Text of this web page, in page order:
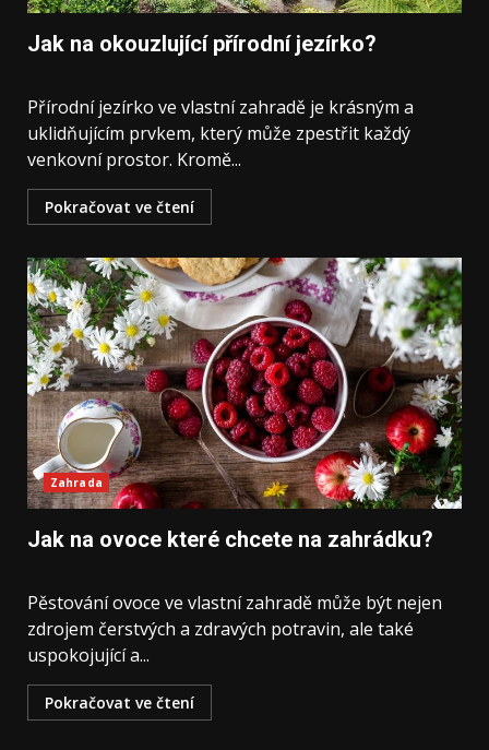
Jak na okouzlující přírodní jezírko?
Přírodní ‌jezírko‌ ve vlastní ⁤zahradě je⁣ krásným⁢ a
uklidňujícím prvkem, který může zpestřit⁤ každý
venkovní prostor. Kromě⁣...
Pokračovat ve čtení
Zahrada
Jak na ovoce které chcete na zahrádku?
Pěstování⁤ ovoce ve ⁢vlastní zahradě může být nejen
zdrojem ⁢čerstvých a zdravých potravin, ale také
uspokojující a⁢...
Pokračovat ve čtení